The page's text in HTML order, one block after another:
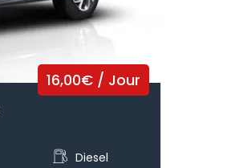
16,00€ / Jour
Diesel